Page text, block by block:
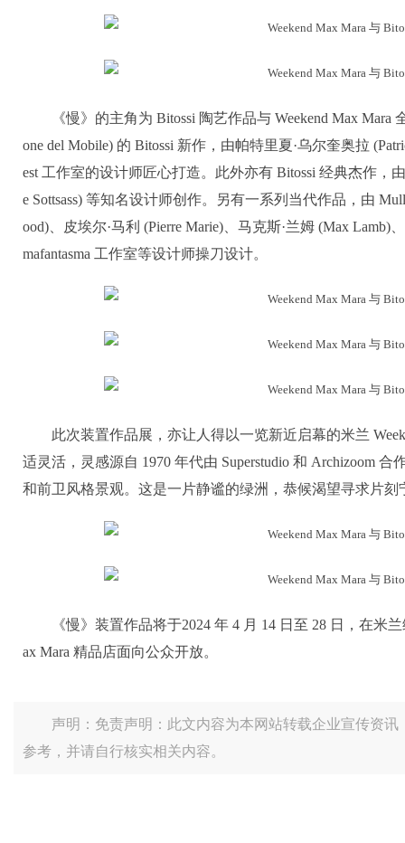
《慢》的主角为 Bitossi 陶艺作品与 Weekend Max
one del Mobile) 的 Bitossi 新作，由帕特里夏·乌尔奎奥拉
est 工作室的设计师匠心打造。此外亦有 Bitossi 经典杰作，
e Sottsass) 等知名设计师创作。另有一系列当代作品，由
ood)、皮埃尔·马利 (Pierre Marie)、马克斯·兰姆 (Max Lamb)
mafantasma 工作室等设计师操刀设计。
此次装置作品展，亦让人得以一览新近启幕的米兰
适灵活，灵感源自 1970 年代由 Superstudio 和 Archizoom
和前卫风格景观。这是一片静谧的绿洲，恭候渴望寻求片
《慢》装置作品将于2024 年 4 月 14 日至 28 日，在米
ax Mara 精品店面向公众开放。
声明：免责声明：此文内容为本网站转载企业宣传资
参考，并请自行核实相关内容。